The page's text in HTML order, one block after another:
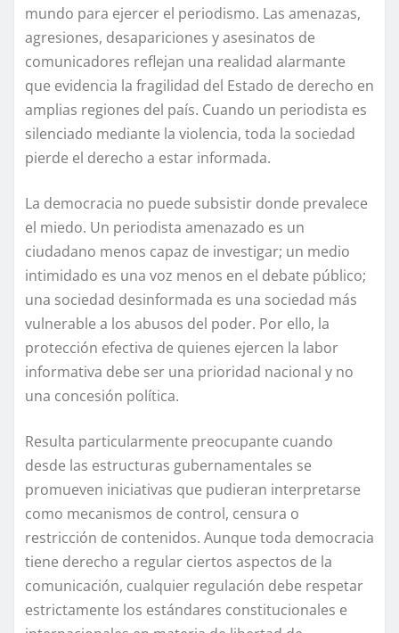
mundo para ejercer el periodismo. Las amenazas,
agresiones, desapariciones y asesinatos de
comunicadores reflejan una realidad alarmante
que evidencia la fragilidad del Estado de derecho en
amplias regiones del país. Cuando un periodista es
silenciado mediante la violencia, toda la sociedad
pierde el derecho a estar informada.
La democracia no puede subsistir donde prevalece
el miedo. Un periodista amenazado es un
ciudadano menos capaz de investigar; un medio
intimidado es una voz menos en el debate público;
una sociedad desinformada es una sociedad más
vulnerable a los abusos del poder. Por ello, la
protección efectiva de quienes ejercen la labor
informativa debe ser una prioridad nacional y no
una concesión política.
Resulta particularmente preocupante cuando
desde las estructuras gubernamentales se
promueven iniciativas que pudieran interpretarse
como mecanismos de control, censura o
restricción de contenidos. Aunque toda democracia
tiene derecho a regular ciertos aspectos de la
comunicación, cualquier regulación debe respetar
estrictamente los estándares constitucionales e